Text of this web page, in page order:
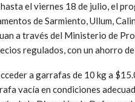
el viernes 18 de julio, el
de Sarmiento, Ullum,
a través del Ministerio de
regulados, con un ahorro
a garrafas de 10 kg a
vacía en condiciones